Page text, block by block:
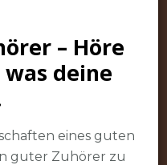
– Höre
deine
eines guten
guter Zuhörer zu